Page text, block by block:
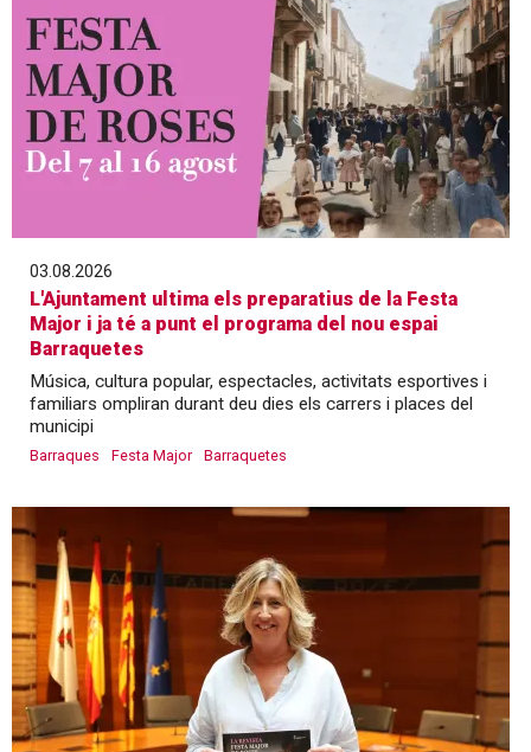
03.08.2026
L'Ajuntament ultima els preparatius de la Festa
Major i ja té a punt el programa del nou espai
Barraquetes
Música, cultura popular, espectacles, activitats esportives i
familiars ompliran durant deu dies els carrers i places del
municipi
Barraques Festa Major Barraquetes